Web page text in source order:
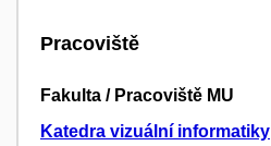
Pracoviště
Fakulta / Pracoviště MU
Katedra vizuální informatiky